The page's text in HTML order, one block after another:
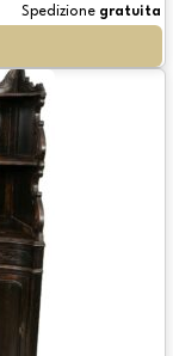
Spedizione gratuita